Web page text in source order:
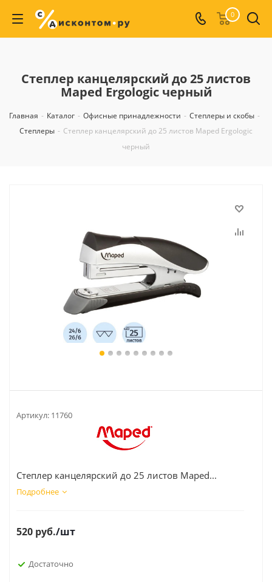
0
Степлер канцелярский до 25 листов
Maped Ergologic черный
Главная - Каталог - Офисные принадлежности - Степлеры и скобы -
Степлеры - Степлер канцелярский до 25 листов Maped Ergologic
черный
Артикул: 11760
Степлер канцелярский до 25 листов Maped...
Подробнее
520 руб./шт
Достаточно